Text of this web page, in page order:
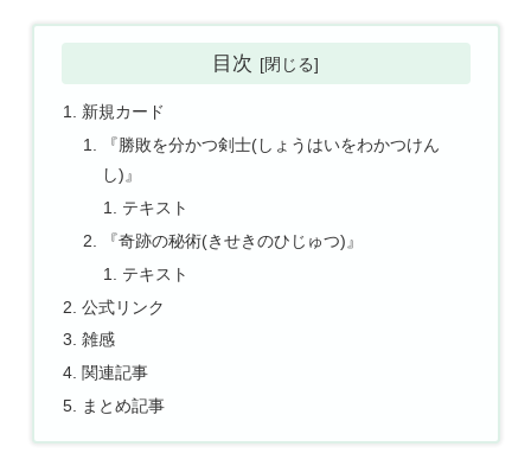
目次
新規カード
『勝敗を分かつ剣士(しょうはいをわかつけん
し)』
テキスト
『奇跡の秘術(きせきのひじゅつ)』
テキスト
公式リンク
雑感
関連記事
まとめ記事